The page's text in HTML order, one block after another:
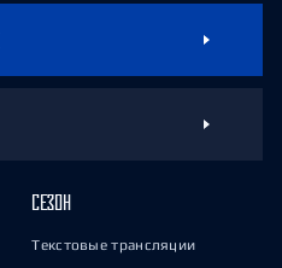
СЕЗОН
Текстовые трансляции